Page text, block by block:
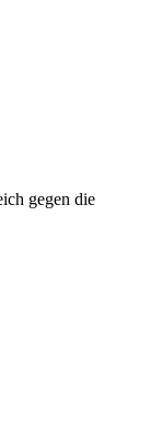
gegen die